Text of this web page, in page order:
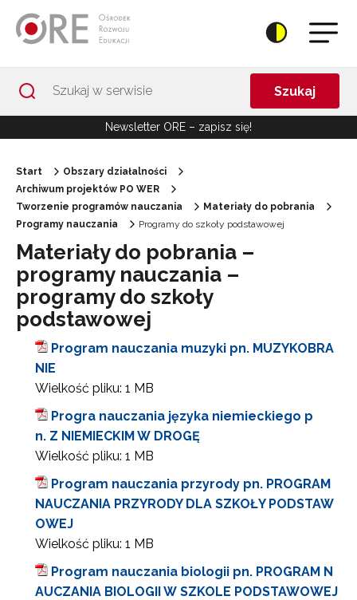
Szukaj
Newsletter ORE – zapisz się!
Start
Obszary działalności
Archiwum projektów PO WER
Tworzenie programów nauczania
Materiały do pobrania
Programy nauczania
Programy do szkoły podstawowej
Materiały do pobrania –
programy nauczania –
programy do szkoły
podstawowej
Program nauczania muzyki pn. MUZYKOBRA
NIE
Wielkość pliku: 1 MB
Progra nauczania języka niemieckiego p
n. Z NIEMIECKIM W DROGĘ
Wielkość pliku: 1 MB
Program nauczania przyrody pn. PROGRAM
NAUCZANIA PRZYRODY DLA SZKOŁY PODSTAW
OWEJ
Wielkość pliku: 1 MB
Program nauczania biologii pn. PROGRAM N
AUCZANIA BIOLOGII W SZKOLE PODSTAWOWEJ